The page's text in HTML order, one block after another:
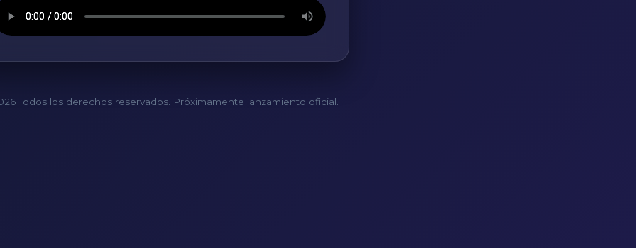
Todos los derechos reservados. Próximamente lanzamiento oficial.